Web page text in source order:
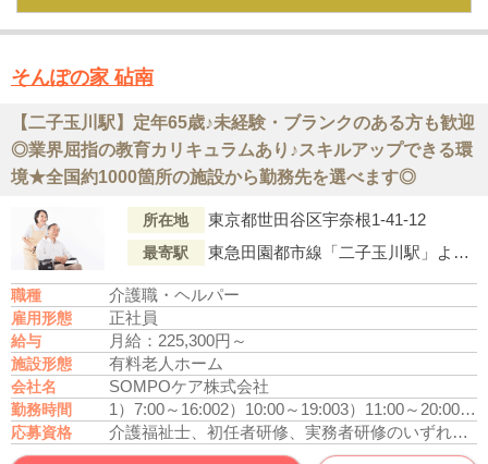
そんぽの家 砧南
【二子玉川駅】定年65歳♪未経験・ブランクのある方も歓迎
◎業界屈指の教育カリキュラムあり♪スキルアップできる環
境★全国約1000箇所の施設から勤務先を選べます◎
所在地 東京都世田谷区宇奈根1-41-12
最寄駅 東急田園都市線「二子玉川駅」より東急バス『宇奈根1丁目』行き「宇奈根1丁目（バス停）」下車徒歩1分
職種 介護職・ヘルパー
雇用形態 正社員
給与 月給：225,300円～
施設形態 有料老人ホーム
会社名 SOMPOケア株式会社
勤務時間 1）7:00～16:002）10:00～19:003）11:00～20:004
応募資格 介護福祉士、初任者研修、実務者研修のいずれかの資格をお持ちの方